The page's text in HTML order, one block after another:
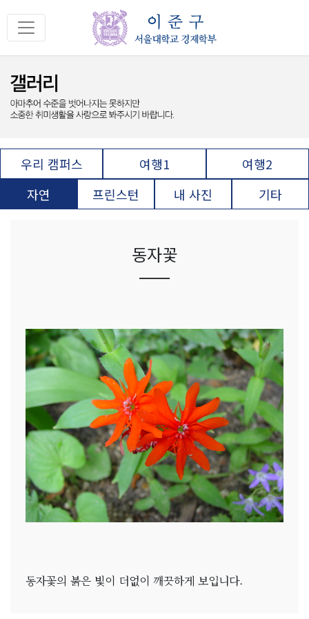
우리 캠퍼스 여행1
여행2
자연
프린스턴 내 사진 기타
동자꽃
동자꽃의 붉은 빛이 더없이 깨끗하게 보입니다.